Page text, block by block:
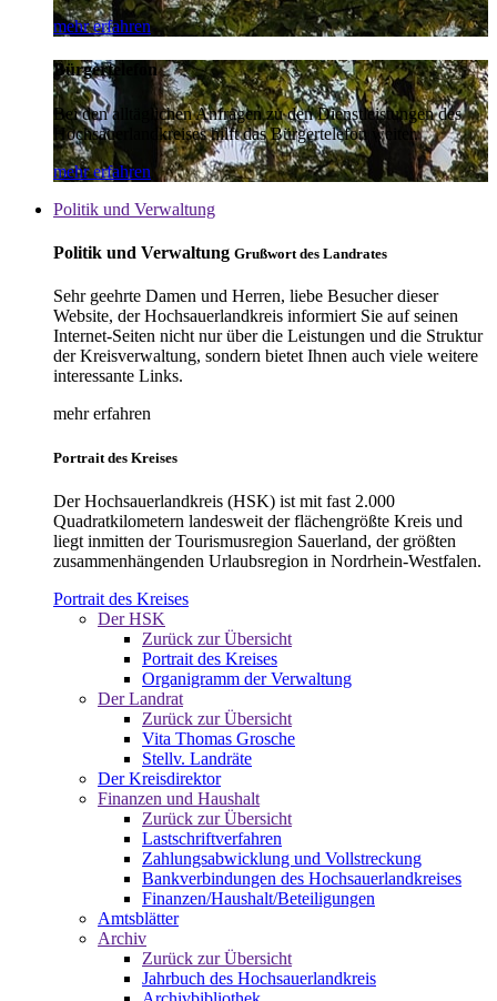
mehr erfahren
Bürgertelefon
Bei den alltäglichen Anfragen zu den Dienstleistungen des
Hochsauerlandkreises hilft das Bürgertelefon weiter.
mehr erfahren
Politik und Verwaltung
Politik und Verwaltung Grußwort des Landrates
Sehr geehrte Damen und Herren, liebe Besucher dieser
Website, der Hochsauerlandkreis informiert Sie auf seinen
Internet-Seiten nicht nur über die Leistungen und die Struktur
der Kreisverwaltung, sondern bietet Ihnen auch viele weitere
interessante Links.
mehr erfahren
Portrait des Kreises
Der Hochsauerlandkreis (HSK) ist mit fast 2.000
Quadratkilometern landesweit der flächengrößte Kreis und
liegt inmitten der Tourismusregion Sauerland, der größten
zusammenhängenden Urlaubsregion in Nordrhein-Westfalen.
Portrait des Kreises
Der HSK
Zurück zur Übersicht
Portrait des Kreises
Organigramm der Verwaltung
Der Landrat
Zurück zur Übersicht
Vita Thomas Grosche
Stellv. Landräte
Der Kreisdirektor
Finanzen und Haushalt
Zurück zur Übersicht
Lastschriftverfahren
Zahlungsabwicklung und Vollstreckung
Bankverbindungen des Hochsauerlandkreises
Finanzen/Haushalt/Beteiligungen
Amtsblätter
Archiv
Zurück zur Übersicht
Jahrbuch des Hochsauerlandkreis